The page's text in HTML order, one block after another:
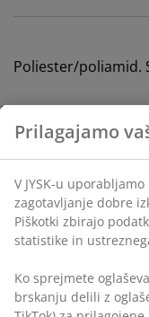
Poliester/poliamid.
Podatki o
Ocene
(47
Ko sprejmete
(npr. Google, Meta in
oglase. Več o
»Nastanitve
klikom na ikono
piškotke« soglašate
več onašem
ter našipolitiki